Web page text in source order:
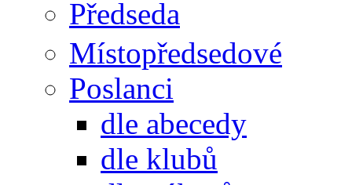
Předseda
Místopředsedové
Poslanci
dle abecedy
dle klubů